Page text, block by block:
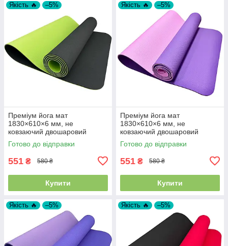
Якість 🔥 –5%
Преміум йога мат
1830×610×6 мм, не
ковзаючий двошаровий
килимок для фітнесу, TPE-
ТС, чорний верх/салатний
Готово до відправки
551 ₴ 580 ₴
Купити
Якість 🔥 –5%
Преміум йога мат
1830×610×6 мм, не
ковзаючий двошаровий
килимок для фітнесу, TPE-
ТС, фіолетовий верх/
Готово до відправки
551 ₴ 580 ₴
Купити
Якість 🔥 –5% Якість 🔥 –5%